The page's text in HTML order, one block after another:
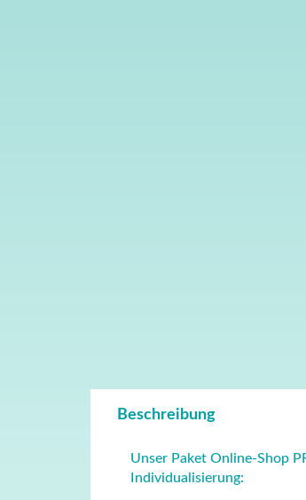
Beschreibung
Unser Paket Online-Shop
Individualisierung: